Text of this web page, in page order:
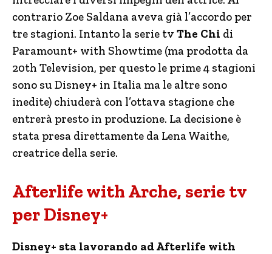
contrario Zoe Saldana aveva già l’accordo per
tre stagioni. Intanto la serie tv The Chi di
Paramount+ with Showtime (ma prodotta da
20th Television, per questo le prime 4 stagioni
sono su Disney+ in Italia ma le altre sono
inedite) chiuderà con l’ottava stagione che
entrerà presto in produzione. La decisione è
stata presa direttamente da Lena Waithe,
creatrice della serie.
Afterlife with Arche, serie tv
per Disney+
Disney+ sta lavorando ad Afterlife with